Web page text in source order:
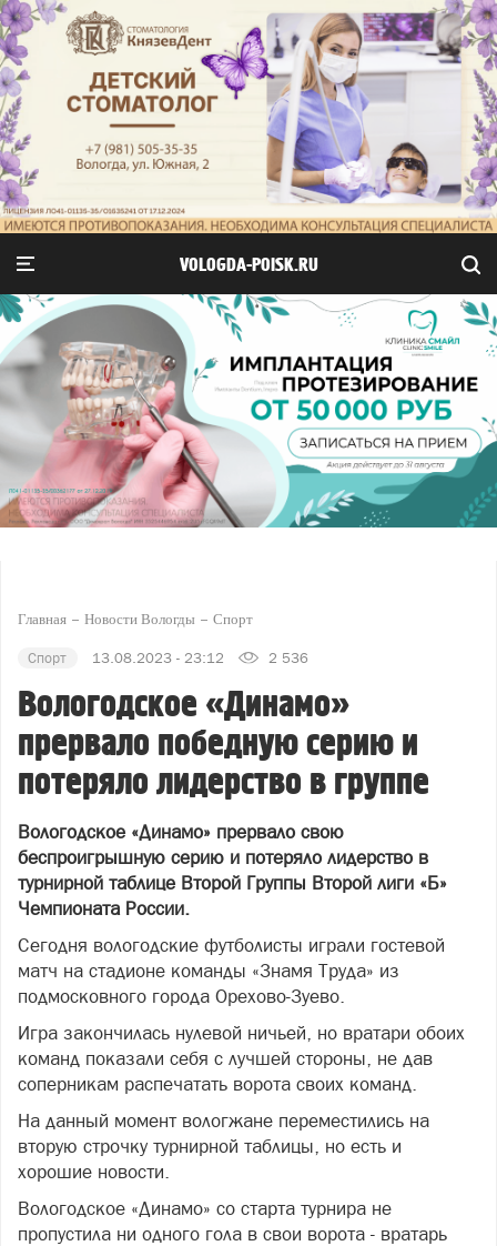
VOLOGDA-POISK.RU
Главная Новости Вологды Спорт
Спорт 13.08.2023 - 23:12 2 536
Вологодское «Динамо»
прервало победную серию и
потеряло лидерство в группе
Вологодское «Динамо» прервало свою
беспроигрышную серию и потеряло лидерство в
турнирной таблице Второй Группы Второй лиги «Б»
Чемпионата России.
Сегодня вологодские футболисты играли гостевой
матч на стадионе команды «Знамя Труда» из
подмосковного города Орехово-Зуево.
Игра закончилась нулевой ничьей, но вратари обоих
команд показали себя с лучшей стороны, не дав
соперникам распечатать ворота своих команд.
На данный момент вологжане переместились на
вторую строчку турнирной таблицы, но есть и
хорошие новости.
Вологодское «Динамо» со старта турнира не
пропустила ни одного гола в свои ворота - вратарь